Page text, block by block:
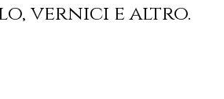
vernici e altro.